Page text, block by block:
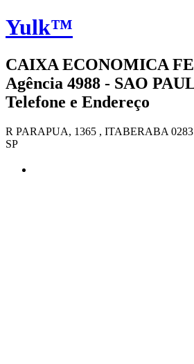
Yulk™
CAIXA ECONOMICA
Agência 4988 - SAO
Telefone e Endereço
R PARAPUA, 1365 , ITABERABA
SP